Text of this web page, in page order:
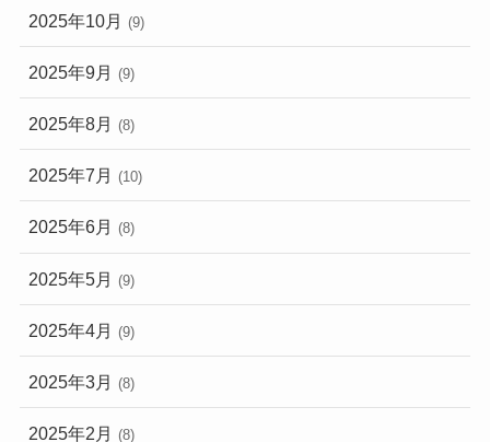
2025年10月 (9)
2025年9月 (9)
2025年8月 (8)
2025年7月 (10)
2025年6月 (8)
2025年5月 (9)
2025年4月 (9)
2025年3月 (8)
2025年2月 (8)